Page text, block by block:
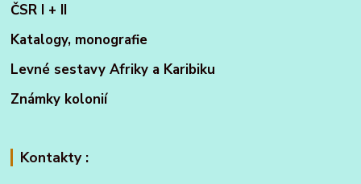
ČSR I + II
Katalogy, monografie
Levné sestavy Afriky a Karibiku
Známky kolonií
Kontakty :